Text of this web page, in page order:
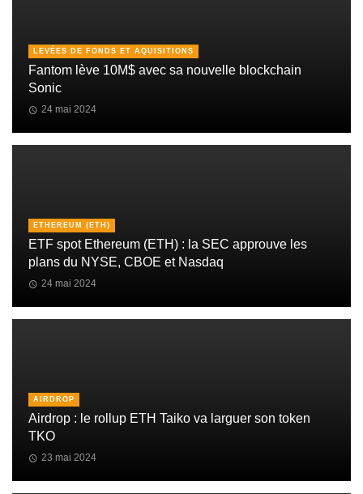
LEVÉES DE FONDS ET AQUISITIONS
Fantom lève 10M$ avec sa nouvelle blockchain
Sonic
24 mai 2024
ETHEREUM (ETH)
ETF spot Ethereum (ETH) : la SEC approuve les
plans du NYSE, CBOE et Nasdaq
24 mai 2024
AIRDROP
Airdrop : le rollup ETH Taiko va larguer son token
TKO
23 mai 2024